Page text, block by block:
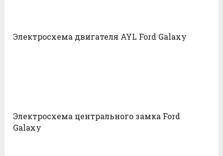
Электросхема двигателя AYL Ford Galaxy
Электросхема центрального замка Ford
Galaxy